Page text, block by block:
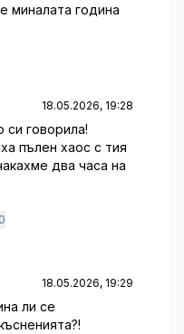
миналата година
18.05.2026, 19:28
си говорила!
пълен хаос с тия
два часа на
0
18.05.2026, 19:29
ли се